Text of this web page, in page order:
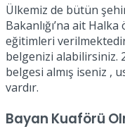
Ülkemiz de bütün
Bakanlığı’na ait
eğitimleri
belgenizi alabilirsiniz.
belgesi almış iseniz ,
vardır.
Bayan Kuaförü